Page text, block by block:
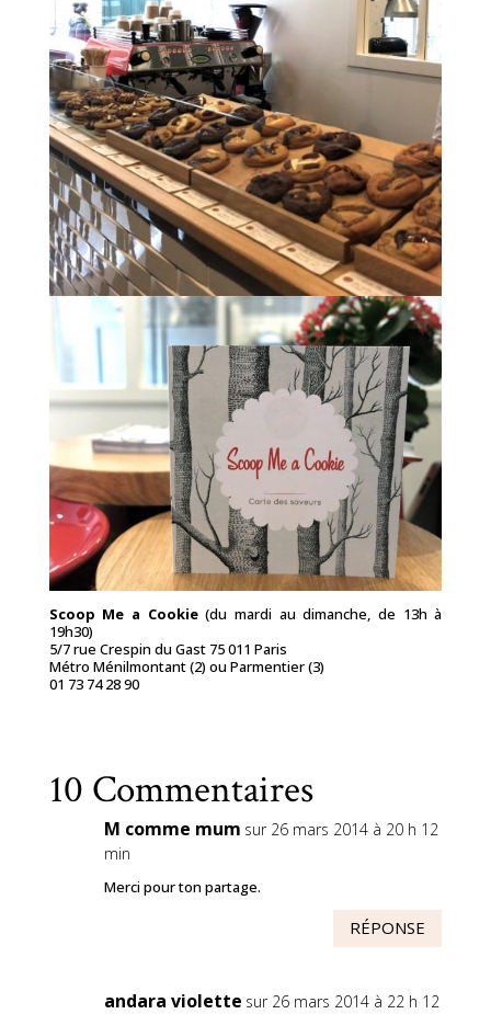
Scoop Me a Cookie(du mardi au dimanche, de 13h à
19h30)
5/7 rue Crespin du Gast 75 011 Paris
Métro Ménilmontant (2) ou Parmentier (3)
01 73 74 28 90
10 Commentaires
M comme mum sur 26 mars 2014 à 20 h 12
min
Merci pour ton partage.
RÉPONSE
andara violette sur 26 mars 2014 à 22 h 12